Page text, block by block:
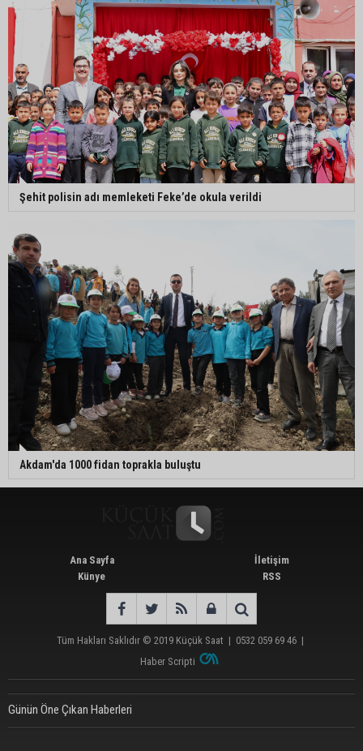
Şehit polisin adı memleketi Feke’de okula verildi
Akdam'da 1000 fidan toprakla buluştu
Ana Sayfa
Künye
İletişim
RSS
Tüm Hakları Saklıdır © 2019 Küçük Saat | 0532 059 69 46 |
Haber Scripti
Günün Öne Çıkan Haberleri